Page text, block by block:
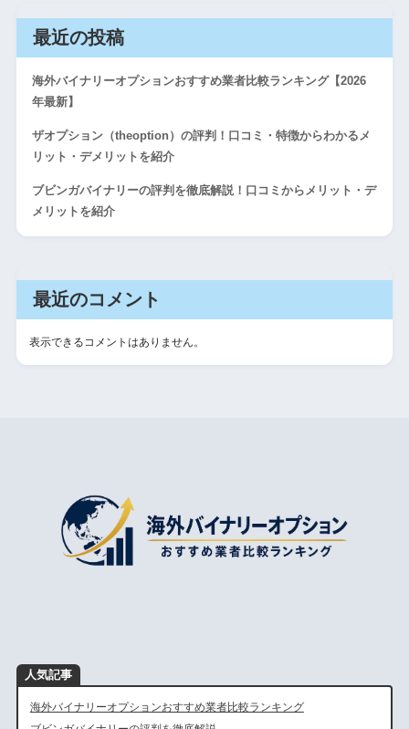
最近の投稿
海外バイナリーオプションおすすめ業者比較ランキング【2026
年最新】
ザオプション（theoption）の評判！口コミ・特徴からわかるメ
リット・デメリットを紹介
ブビンガバイナリーの評判を徹底解説！口コミからメリット・デ
メリットを紹介
最近のコメント
表示できるコメントはありません。
人気記事
海外バイナリーオプションおすすめ業者比較ランキング